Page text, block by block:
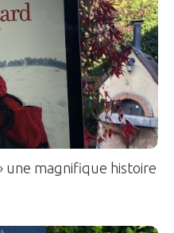
une magnifique histoire